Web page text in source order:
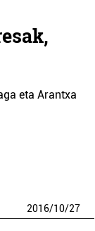
eta Arantxa
2016/10/27